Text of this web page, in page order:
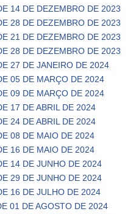
14 DE DEZEMBRO DE 2023
28 DE DEZEMBRO DE 2023
21 DE DEZEMBRO DE 2023
28 DE DEZEMBRO DE 2023
27 DE JANEIRO DE 2024
05 DE MARÇO DE 2024
09 DE MARÇO DE 2024
17 DE ABRIL DE 2024
24 DE ABRIL DE 2024
08 DE MAIO DE 2024
16 DE MAIO DE 2024
14 DE JUNHO DE 2024
29 DE JUNHO DE 2024
16 DE JULHO DE 2024
01 DE AGOSTO DE 2024